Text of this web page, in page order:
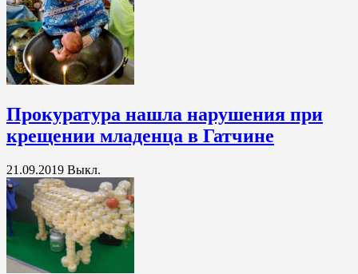
Прокуратура нашла нарушения при
крещении младенца в Гатчине
21.09.2019 Выкл.